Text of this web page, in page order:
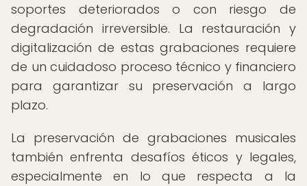
soportes deteriorados o con riesgo de
degradación irreversible. La restauración y
digitalización de estas grabaciones requiere
de un cuidadoso proceso técnico y financiero
para garantizar su preservación a largo
plazo.
La preservación de grabaciones musicales
también enfrenta desafíos éticos y legales,
especialmente en lo que respecta a la